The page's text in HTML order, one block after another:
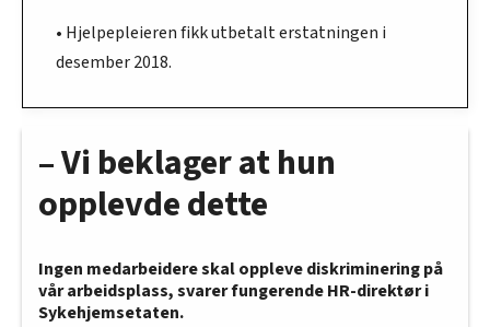
• Hjelpepleieren fikk utbetalt erstatningen i
desember 2018.
– Vi beklager at hun
opplevde dette
Ingen medarbeidere skal oppleve diskriminering på
vår arbeidsplass, svarer fungerende HR-direktør i
Sykehjemsetaten.